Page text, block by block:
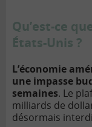
Qu’est-ce
États-Unis ?
L’économie
une impasse
semaines. Le
milliards de
désormais